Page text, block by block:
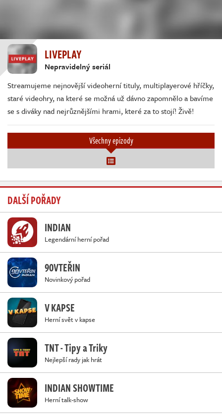
LIVEPLAY
Nepravidelný seriál
Streamujeme nejnovější videoherní tituly, multiplayerové hříčky,
staré videohry, na které se možná už dávno zapomnělo a bavíme
se s diváky nad nejrůznějšími hrami, které za to stojí! Živě!
Všechny epizody
DALŠÍ POŘADY
INDIAN
Legendární herní pořad
90VTEŘIN
Novinkový pořad
V KAPSE
Herní svět v kapse
TNT - Tipy a Triky
Nejlepší rady jak hrát
INDIAN SHOWTIME
Herní talk-show